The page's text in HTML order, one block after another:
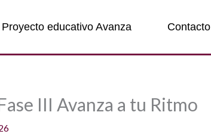
Proyecto educativo Avanza Contacto
III Avanza a tu Ritmo